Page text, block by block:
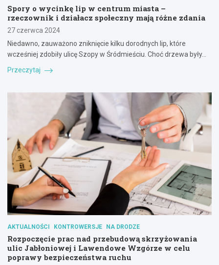
Spory o wycinkę lip w centrum miasta –
rzeczownik i działacz społeczny mają różne zdania
27 czerwca 2024
Niedawno, zauważono zniknięcie kilku dorodnych lip, które
wcześniej zdobiły ulicę Szopy w Śródmieściu. Choć drzewa były…
Przeczytaj
AKTUALNOŚCI KONTROWERSJE NA DRODZE
Rozpoczęcie prac nad przebudową skrzyżowania
ulic Jabłoniowej i Lawendowe Wzgórze w celu
poprawy bezpieczeństwa ruchu